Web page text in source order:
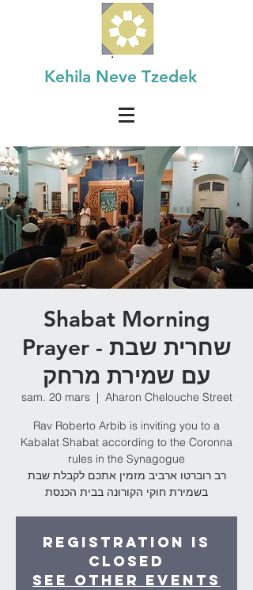
Kehila Neve Tzedek
Shabat Morning
Prayer - שחרית שבת
עם שמירת מרחק
sam. 20 mars
  |
Aharon Chelouche Street
Rav Roberto Arbib is inviting you to a
Kabalat Shabat according to the Coronna
rules in the Synagogue
רב רוברטו ארביב מזמין אתכם לקבלת שבת
בשמירת חוקי הקורונה בבית הכנסת
Registration is
Closed
See other events